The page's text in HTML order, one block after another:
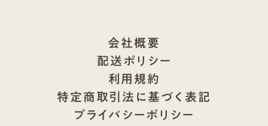
プライバシーポリシー
特定商取引法に基づく表記
利用規約
配送ポリシー
会社概要